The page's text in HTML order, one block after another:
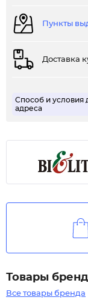
Пункты
Доставка
Способ и условия
адреса
Товары
Все товары бренда